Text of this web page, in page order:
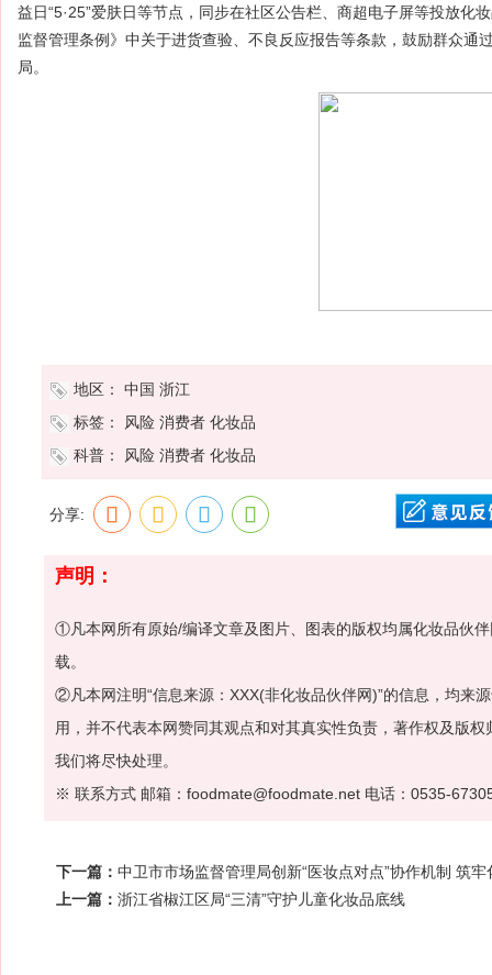
益日“5·25”爱肤日等节点，同步在社区公告栏、商超电子屏等投放
监督管理条例》中关于进货查验、不良反应报告等条款，鼓励群众通
局。
地区： 中国 浙江
标签：
风险 消费者 化妆品
科普：
风险 消费者 化妆品
分享:
声明：
①凡本网所有原始/编译文章及图片、图表的版权均属化妆品伙
载。
②凡本网注明“信息来源：XXX(非化妆品伙伴网)”的信息，均来
用，并不代表本网赞同其观点和对其真实性负责，著作权及版
我们将尽快处理。
※ 联系方式 邮箱：foodmate@foodmate.net 电话：0535-
下一篇： 中卫市市场监督管理局创新“医妆点对点”协作机制 筑
上一篇： 浙江省椒江区局“三清”守护儿童化妆品底线